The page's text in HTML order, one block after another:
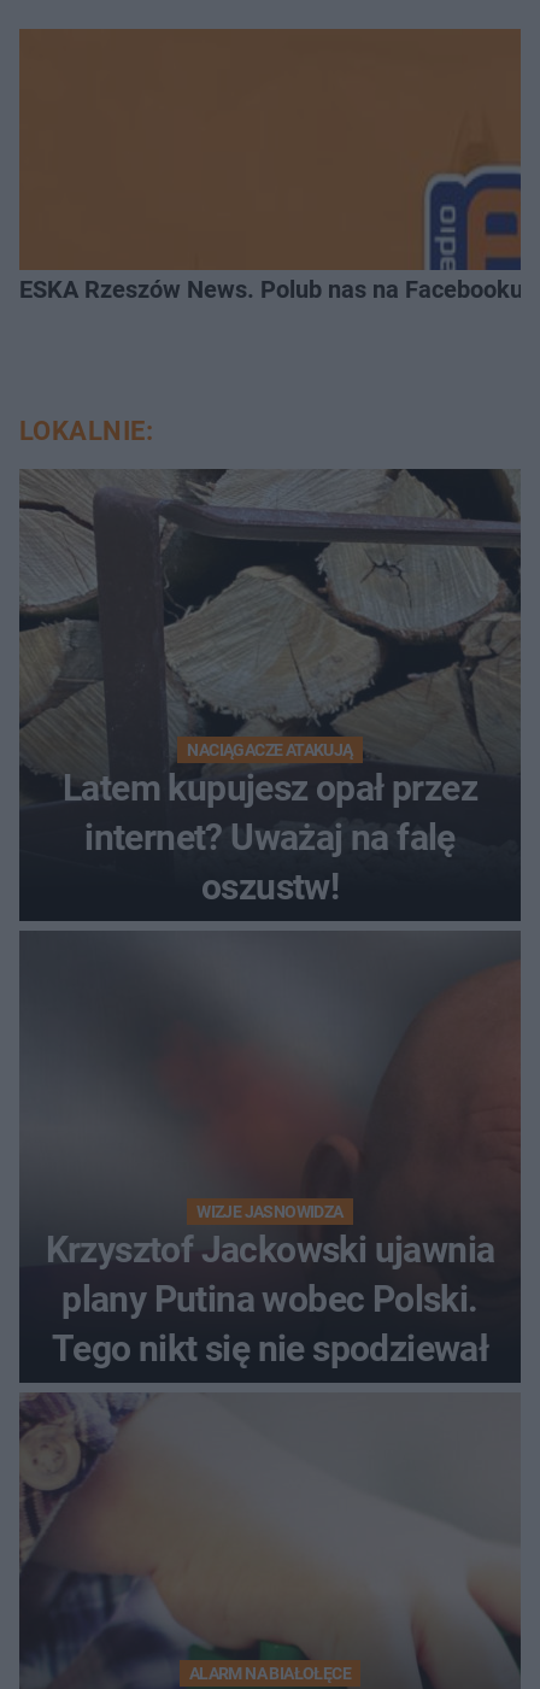
ESKA Rzeszów News. Polub nas na Facebooku!
LOKALNIE:
NACIĄGACZE ATAKUJĄ
Latem kupujesz opał przez
internet? Uważaj na falę
oszustw!
WIZJE JASNOWIDZA
Krzysztof Jackowski ujawnia
plany Putina wobec Polski.
Tego nikt się nie spodziewał
ALARM NA BIAŁOŁĘCE